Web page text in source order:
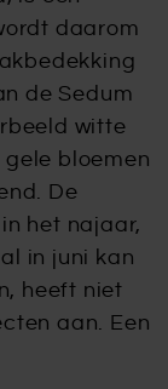
daarom
de Sedum
witte
gele bloemen
De
het najaar,
in juni kan
heeft niet
aan. Een